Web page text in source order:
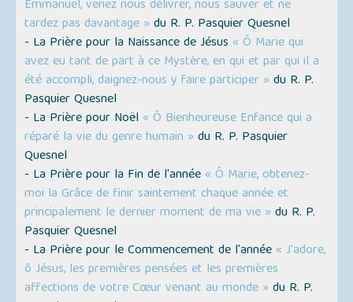
Emmanuel, venez nous délivrer, nous sauver et ne
tardez pas davantage » du R. P. Pasquier Quesnel
- La Prière pour la Naissance de Jésus « Ô Marie qui
avez eu tant de part à ce Mystère, en qui et par qui il a
été accompli, daignez-nous y faire participer » du R. P.
Pasquier Quesnel
- La Prière pour Noël « Ô Bienheureuse Enfance qui a
réparé la vie du genre humain » du R. P. Pasquier
Quesnel
- La Prière pour la Fin de l'année « Ô Marie, obtenez-
moi la Grâce de finir saintement chaque année et
principalement le dernier moment de ma vie » du R. P.
Pasquier Quesnel
- La Prière pour le Commencement de l'année « J'adore,
ô Jésus, les premières pensées et les premières
affections de votre Cœur venant au monde » du R. P.